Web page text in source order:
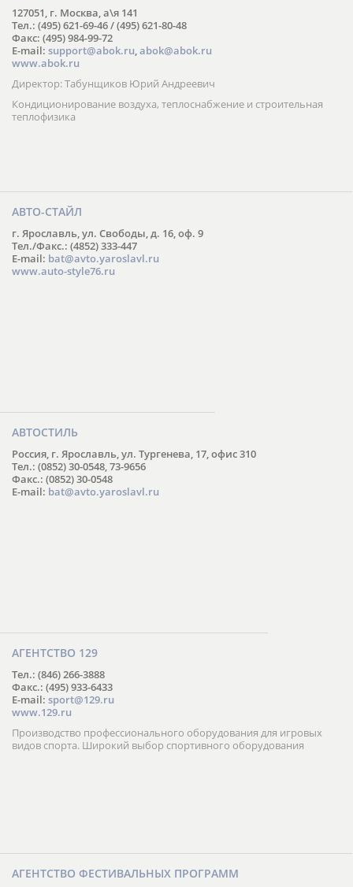
127051, г. Москва, а\я 141
Тел.: (495) 621-69-46 / (495) 621-80-48
Факс: (495) 984-99-72
E-mail: support@abok.ru,abok@abok.ru
www.abok.ru
Директор: Табунщиков Юрий Андреевич
Кондиционирование воздуха, теплоснабжение и строительная
теплофизика
АВТО-СТАЙЛ
г. Ярославль, ул. Свободы, д. 16, оф. 9
Тел./Факс.: (4852) 333-447
E-mail: bat@avto.yaroslavl.ru
www.auto-style76.ru
АВТОСТИЛЬ
Россия, г. Ярославль, ул. Тургенева, 17, офис 310
Тел.: (0852) 30-0548, 73-9656
Факс.: (0852) 30-0548
E-mail: bat@avto.yaroslavl.ru
АГЕНТСТВО 129
Тел.: (846) 266-3888
Факс.: (495) 933-6433
E-mail: sport@129.ru
www.129.ru
Производство профессионального оборудования для игровых
видов спорта. Широкий выбор спортивного оборудования
АГЕНТСТВО ФЕСТИВАЛЬНЫХ ПРОГРАММ